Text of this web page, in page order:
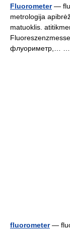
Fluorometer—
metrologija
matuoklis.
флуориметр,…
fluorometer—